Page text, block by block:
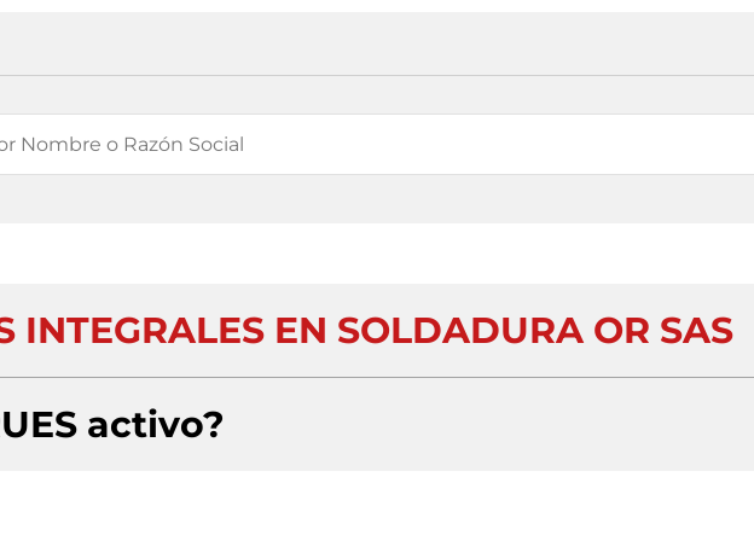
INTEGRALES EN SOLDADURA OR SAS
activo?